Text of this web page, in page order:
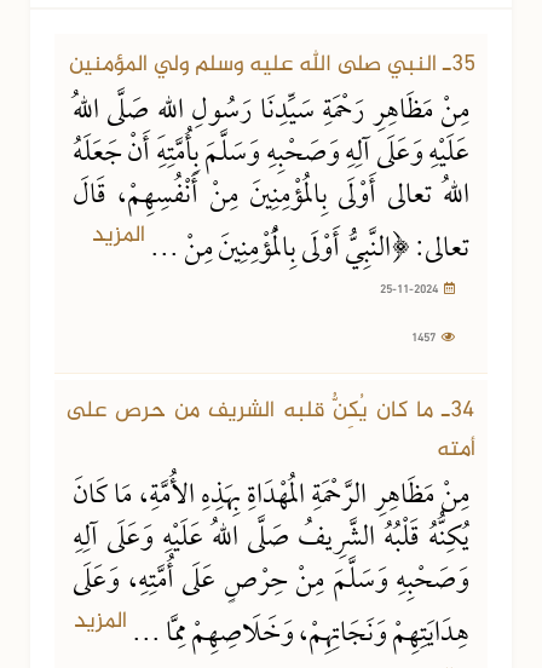
35ـ النبي صلى الله عليه وسلم ولي المؤمنين
مِنْ مَظَاهِرِ رَحْمَةِ سَيِّدِنَا رَسُولِ اللهِ صَلَّى اللهُ
عَلَيْهِ وَعَلَى آلِهِ وَصَحْبِهِ وَسَلَّمَ بِأُمَّتِهِ أَنْ جَعَلَهُ
اللهُ تعالى أَوْلَى بِالمُؤْمِنِينَ مِنْ أَنْفُسِهِمْ، قَالَ
تعالى: ﴿النَّبِيُّ أَوْلَى بِالْمُؤْمِنِينَ مِنْ ... المزيد
34ـ ما كان يُكِنُّ قلبه الشريف من حرص على
أمته
مِنْ مَظَاهِرِ الرَّحْمَةِ المُهْدَاةِ بِهَذِهِ الأُمَّةِ، مَا كَانَ
يُكِنُّهُ قَلْبُهُ الشَّرِيفُ صَلَّى اللهُ عَلَيْهِ وَعَلَى آلِهِ
وَصَحْبِهِ وَسَلَّمَ مِنْ حِرْصٍ عَلَى أُمَّتِهِ، وَعَلَى
هِدَايَتِهِمْ وَنَجَاتِهِمْ، وَخَلَاصِهِمْ مِمَّا ... المزيد